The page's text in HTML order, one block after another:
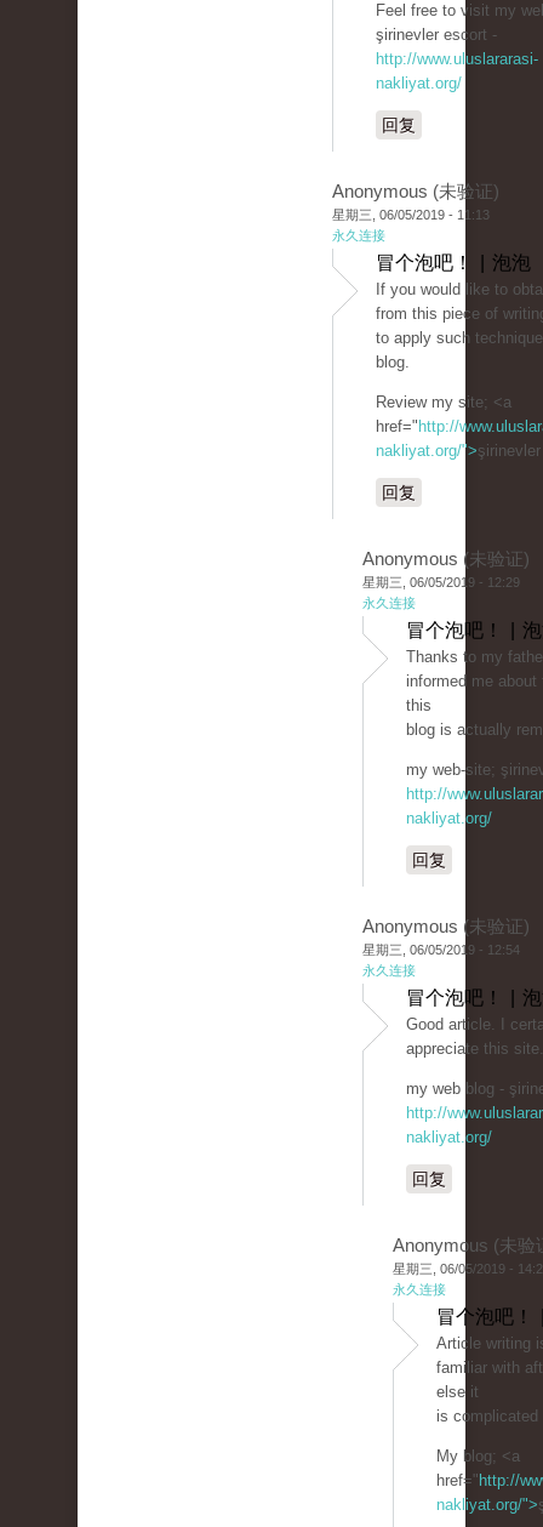
Feel free to visit my
şirinevler escort -
http://www.uluslararasi-
nakliyat.org/
回复
Anonymous (未验证)
星期三, 06/05/2019 - 11:13
永久连接
冒个泡吧！ | 泡泡
If you would like to
from this piece of
to apply such
blog.
Review my site; <a
href=" http://
nakliyat.org/">
回复
Anonymous (未验证)
星期三, 06/05/2019 - 12:29
永久连接
冒个泡吧！ |
Thanks to my
informed me about
this
blog is actually
my web-site;
http://
nakliyat.org/
回复
Anonymous (未验证)
星期三, 06/05/2019 - 12:54
永久连接
冒个泡吧！ |
Good article. I
appreciate this
my web blog -
http://
nakliyat.org/
回复
Anonymous (未验
星期三, 06/05/2019 -
永久连接
冒个泡吧！
Article writing
familiar with
else it
is complicated
My blog; <a
href=" http://
nakliyat.org/">